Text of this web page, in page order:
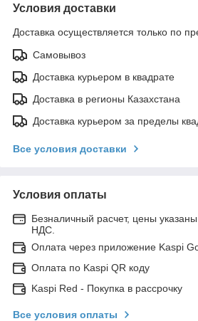
Условия доставки
Доставка осуществляется только по
Самовывоз
Доставка курьером в квадрате
Доставка в регионы Казахстана
Доставка курьером за пределы
Все условия доставки
Условия оплаты
Безналичный расчет, цены
НДС.
Оплата через приложение Kaspi
Оплата по Kaspi QR коду
Kaspi Red - Покупка в рассрочку
Все условия оплаты